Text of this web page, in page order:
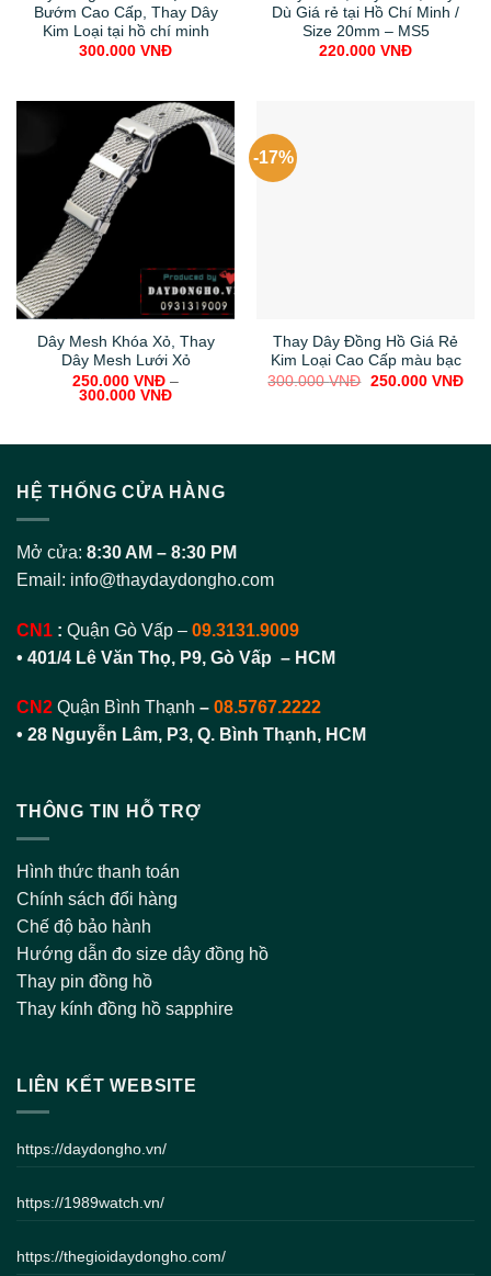
Bướm Cao Cấp, Thay Dây
Kim Loại tại hồ chí minh
300.000 VNĐ
Dù Giá rẻ tại Hồ Chí Minh /
Size 20mm – MS5
220.000 VNĐ
Dây Mesh Khóa Xỏ, Thay
Dây Mesh Lưới Xỏ
250.000 VNĐ –
300.000 VNĐ
-17%
Thay Dây Đồng Hồ Giá Rẻ
Kim Loại Cao Cấp màu bạc
300.000VNĐ Original
250.000 VNĐ
HỆ THỐNG CỬA HÀNG
Mở cửa: 8:30 AM – 8:30 PM
Email: info@thaydaydongho.com
CN1 : Quận Gò Vấp – 09.3131.9009
• 401/4 Lê Văn Thọ, P9, Gò Vấp – HCM
CN2 Quận Bình Thạnh – 08.5767.2222
• 28 Nguyễn Lâm, P3, Q. Bình Thạnh, HCM
THÔNG TIN HỖ TRỢ
Hình thức thanh toán
Chính sách đổi hàng
Chế độ bảo hành
Hướng dẫn đo size dây đồng hồ
Thay pin đồng hồ
Thay kính đồng hồ sapphire
LIÊN KẾT WEBSITE
https://daydongho.vn/
https://1989watch.vn/
https://thegioidaydongho.com/